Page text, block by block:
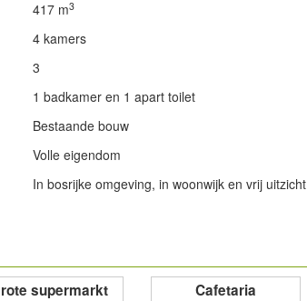
417 m3
4 kamers
3
1 badkamer en 1 apart toilet
Bestaande bouw
Volle eigendom
In bosrijke omgeving, in woonwijk en vrij uitzicht
supermarkt Cafetaria